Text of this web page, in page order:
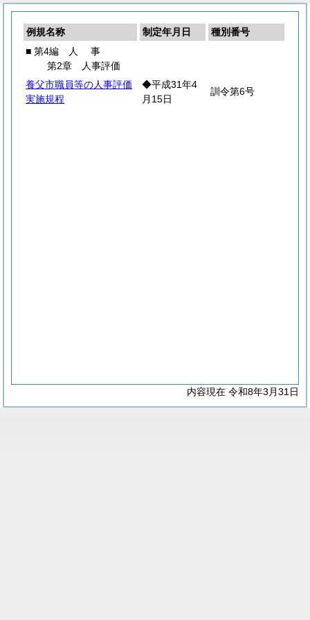
例規名称 制定年月日
種別番号
■ 第4編
人 事
第2章 人事評価
養父市職員等の人事評価
実施規程
◆平成31年4
月15日
訓令第6号
内容現在 令和8年3月31日